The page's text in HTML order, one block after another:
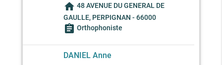
home 48 AVENUE DU GENERAL DE
GAULLE, PERPIGNAN - 66000
assignment Orthophoniste
DANIEL Anne